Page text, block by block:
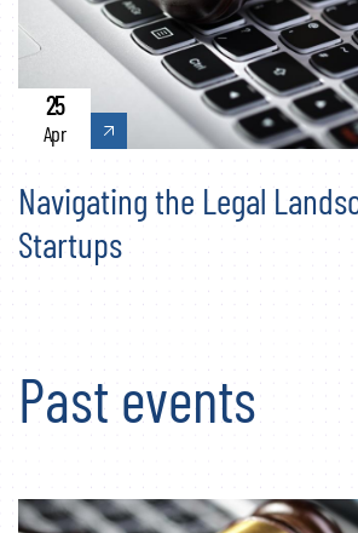
25
Apr
Navigating the Legal
Startups
Past events